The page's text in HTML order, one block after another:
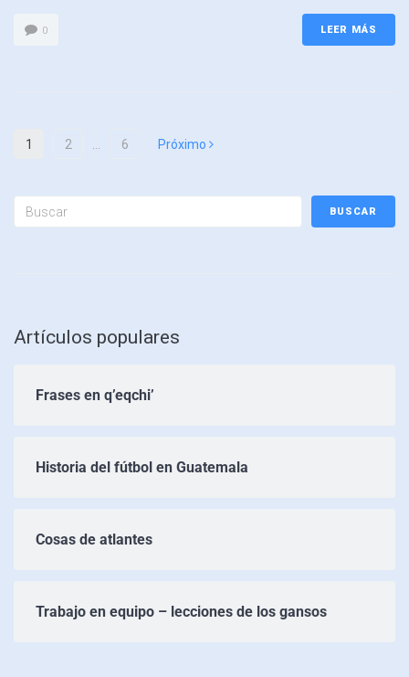
0 LEER MÁS
1 2 6 Próximo
BUSCAR
Artículos populares
Frases en q’eqchi’
Historia del fútbol en Guatemala
Cosas de atlantes
Trabajo en equipo – lecciones de los gansos